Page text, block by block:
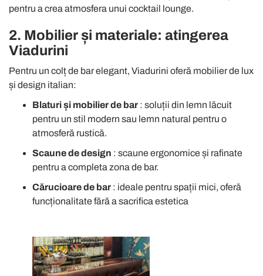
pentru a crea atmosfera unui cocktail lounge.
2. Mobilier și materiale: atingerea
Viadurini
Pentru un colț de bar elegant, Viadurini oferă mobilier de lux
și design italian:
Blaturi și mobilier de bar : soluții din lemn lăcuit
pentru un stil modern sau lemn natural pentru o
atmosferă rustică.
Scaune de design : scaune ergonomice și rafinate
pentru a completa zona de bar.
Cărucioare de bar : ideale pentru spații mici, oferă
funcționalitate fără a sacrifica estetica